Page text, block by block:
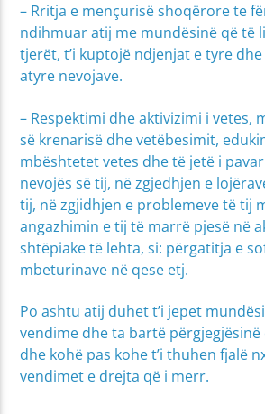
– Rritja e mençurisë shoqërore te
ndihmuar atij me mundësinë që të
tjerët, t’i kuptojë ndjenjat e tyre
atyre nevojave.
– Respektimi dhe aktivizimi i vetes,
së krenarisë dhe vetëbesimit,
mbështetet vetes dhe të jetë i
nevojës së tij, në zgjedhjen e
tij, në zgjidhjen e problemeve të tij
angazhimin e tij të marrë pjesë në
shtëpiake të lehta, si: përgatitja e
mbeturinave në qese etj.
Po ashtu atij duhet t’i jepet
vendime dhe ta bartë
dhe kohë pas kohe t’i thuhen fjalë
vendimet e drejta që i merr.